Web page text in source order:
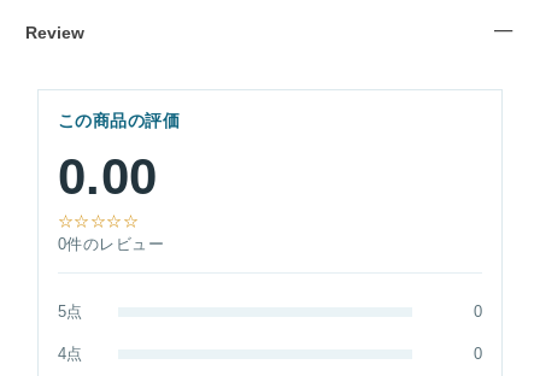
Review
この商品の評価
0.00
☆☆☆☆☆
0件のレビュー
5点 0
4点 0